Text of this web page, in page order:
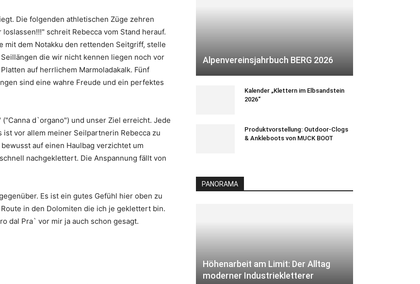
Die folgenden athletischen Züge zehren
schreit Rebecca vom Stand herauf.
dem Notakku den rettenden Seitgriff, stelle
die wir nicht kennen liegen noch vor
auf herrlichem Marmoladakalk. Fünf
sind eine wahre Freude und ein perfektes
d`organo") und unser Ziel erreicht. Jede
vor allem meiner Seilpartnerin Rebecca zu
auf einen Haulbag verzichtet um
nachgeklettert. Die Anspannung fällt von
Es ist ein gutes Gefühl hier oben zu
in den Dolomiten die ich je geklettert bin.
dal Pra` vor mir ja auch schon gesagt.
Alpenvereinsjahrbuch BERG 2026
Kalender „Klettern im Elbsandstein
2026“
Produktvorstellung: Outdoor-Clogs
& Ankleboots von MUCK BOOT
PANORAMA
Höhenarbeit am Limit: Der Alltag
moderner Industriekletterer